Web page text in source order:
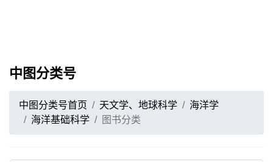
中图分类号
中图分类号首页 天文学、地球科学
海洋学
海洋基础科学
图书分类